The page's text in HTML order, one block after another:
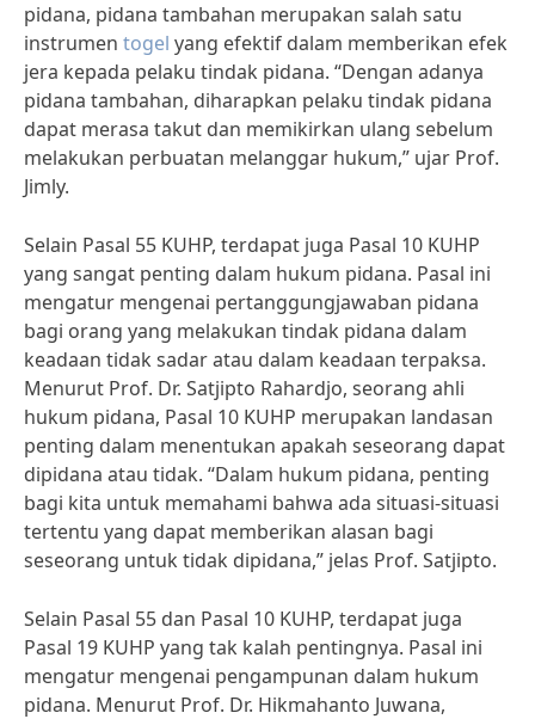
pidana, pidana tambahan merupakan salah satu
instrumen togel yang efektif dalam memberikan efek
jera kepada pelaku tindak pidana. “Dengan adanya
pidana tambahan, diharapkan pelaku tindak pidana
dapat merasa takut dan memikirkan ulang sebelum
melakukan perbuatan melanggar hukum,” ujar Prof.
Jimly.
Selain Pasal 55 KUHP, terdapat juga Pasal 10 KUHP
yang sangat penting dalam hukum pidana. Pasal ini
mengatur mengenai pertanggungjawaban pidana
bagi orang yang melakukan tindak pidana dalam
keadaan tidak sadar atau dalam keadaan terpaksa.
Menurut Prof. Dr. Satjipto Rahardjo, seorang ahli
hukum pidana, Pasal 10 KUHP merupakan landasan
penting dalam menentukan apakah seseorang dapat
dipidana atau tidak. “Dalam hukum pidana, penting
bagi kita untuk memahami bahwa ada situasi-situasi
tertentu yang dapat memberikan alasan bagi
seseorang untuk tidak dipidana,” jelas Prof. Satjipto.
Selain Pasal 55 dan Pasal 10 KUHP, terdapat juga
Pasal 19 KUHP yang tak kalah pentingnya. Pasal ini
mengatur mengenai pengampunan dalam hukum
pidana. Menurut Prof. Dr. Hikmahanto Juwana,